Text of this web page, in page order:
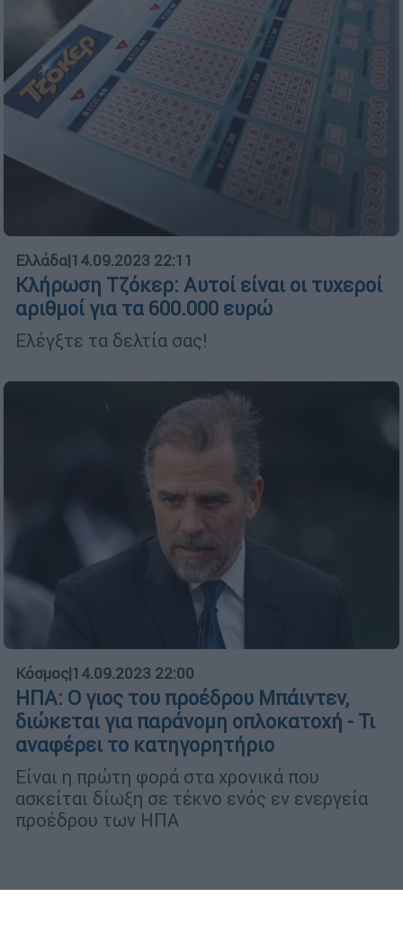
Ελλάδα|14.09.2023 22:11
Κλήρωση Τζόκερ: Αυτοί είναι οι τυχεροί
αριθμοί για τα 600.000 ευρώ
Ελέγξτε τα δελτία σας!
Κόσμος|14.09.2023 22:00
ΗΠΑ: Ο γιος του προέδρου Μπάιντεν,
διώκεται για παράνομη οπλοκατοχή - Τι
αναφέρει το κατηγορητήριο
Είναι η πρώτη φορά στα χρονικά που
ασκείται δίωξη σε τέκνο ενός εν ενεργεία
προέδρου των ΗΠΑ